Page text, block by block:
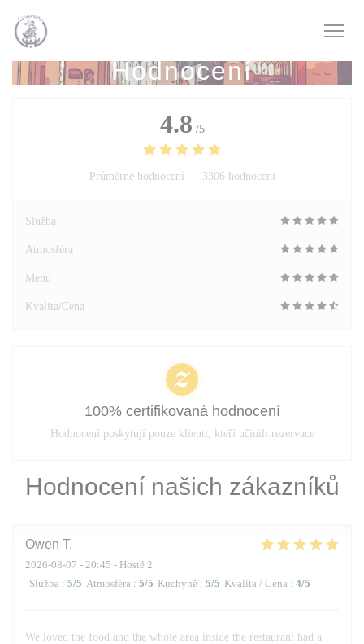
Panel pro správu cookies
Hodnocení
Hodnocení našich zákazníků
Owen T
2026-08-07 - 20:45 - Hosté 2
Služba : 5/5 Atmosféra : 5/5 Kuchyně : 5/5 Kvalita / Cena : 4/5
We loved the food and the whole area inside the restaurant had a
4.8 /5
Průměrné hodnocení — 3306 hodnoceni
Služba
Atmosféra
Menu
Kvalita/Cena
100% certifikovaná hodnocení
Hodnocení poskytují pouze klienti, kteří učinili rezervace